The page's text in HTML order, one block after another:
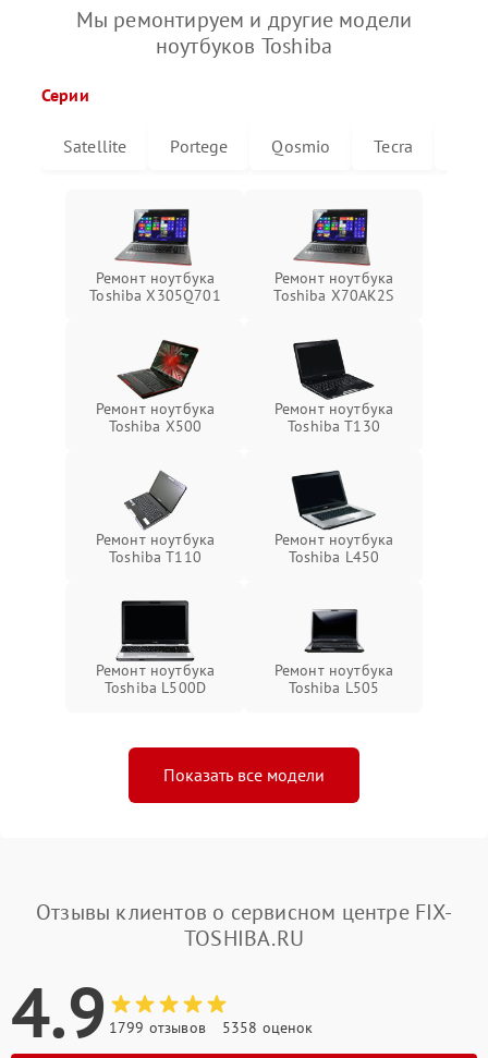
Мы ремонтируем и другие модели
ноутбуков Toshiba
Серии
Satellite Portege Qosmio Tecra
Ремонт ноутбука
Toshiba X305Q701
Ремонт ноутбука
Toshiba X70AK2S
Ремонт ноутбука
Toshiba X500
Ремонт ноутбука
Toshiba T130
Ремонт ноутбука
Toshiba T110
Ремонт ноутбука
Toshiba L450
Ремонт ноутбука
Toshiba L500D
Ремонт ноутбука
Toshiba L505
Показать все модели
Отзывы клиентов о сервисном центре FIX-
TOSHIBA.RU
4.9 1799 отзывов 5358 оценок